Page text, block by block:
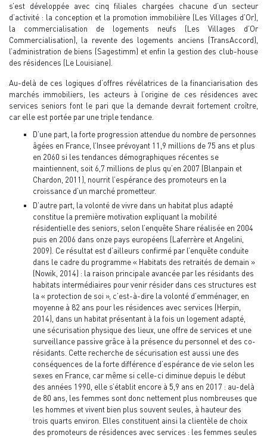
s’est développée avec cinq filiales chargées chacune d’un secteur
d’activité : la conception et la promotion immobilière (Les Villages d’Or),
la commercialisation de logements neufs (Les Villages d’Or
Commercialisation), la revente des logements anciens (TransAccord),
l’administration de biens (Sagestimm) et enfin la gestion des club-house
des résidences (Le Louisiane).
Au-delà de ces logiques d’offres révélatrices de la financiarisation des
marchés immobiliers, les acteurs à l’origine de ces résidences avec
services seniors font le pari que la demande devrait fortement croître,
car elle est portée par une triple tendance.
D’une part, la forte progression attendue du nombre de personnes
âgées en France, l’Insee prévoyant 11,9 millions de 75 ans et plus
en 2060 si les tendances démographiques récentes se
maintiennent, soit 6,7 millions de plus qu’en 2007 (Blanpain et
Chardon, 2011), nourrit l’espérance des promoteurs en la
croissance d’un marché prometteur.
D’autre part, la volonté de vivre dans un habitat plus adapté
constitue la première motivation expliquant la mobilité
résidentielle des seniors, selon l’enquête Share réalisée en 2004
puis en 2006 dans onze pays européens (Laferrère et Angelini,
2009). Ce résultat est d’ailleurs confirmé par l’enquête conduite
dans le cadre du programme « Habitats des retraités de demain »
(Nowik, 2014) : la raison principale avancée par les résidants des
habitats intermédiaires pour venir résider dans ces structures est
la « protection de soi », c’est-à-dire la volonté d’emménager, en
moyenne à 82 ans pour les résidences avec services (Herpin,
2014), dans un habitat présentant à la fois un logement adapté,
une sécurisation physique des lieux, une offre de services et une
surveillance passive grâce à la présence du personnel et des co-
résidants. Cette recherche de sécurisation est aussi une des
conséquences de la forte différence d’espérance de vie selon les
sexes en France, car même si celle-ci diminue depuis le début
des années 1990, elle s’établit encore à 5,9 ans en 2017 : au-delà
de 80 ans, les femmes sont donc nettement plus nombreuses que
les hommes et vivent bien plus souvent seules, à hauteur des
trois quarts environ. Elles constituent ainsi la clientèle de choix
des promoteurs de résidences avec services : les femmes seules